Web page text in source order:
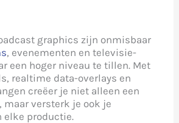
graphics zijn onmisbaar
, evenementen en televisie-
een hoger niveau te tillen. Met
realtime data-overlays en
creëer je niet alleen een
versterk je ook je
productie.